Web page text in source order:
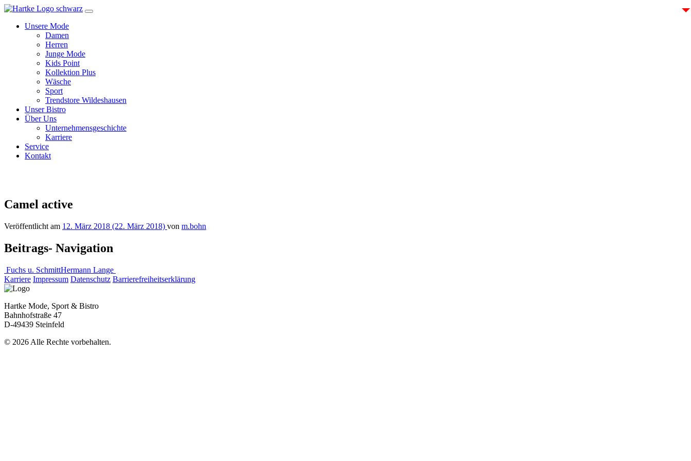
Zum
Unsere Mode
Damen
Herren
Junge Mode
Kids Point
Kollektion Plus
Wäsche
Sport
Trendstore Wildeshausen
Unser Bistro
Über Uns
Unternehmensgeschichte
Karriere
Service
Kontakt
Camel active
Veröffentlicht am 12. März 2018 (22. März 2018) von m.bohn
Beitrags- Navigation
Fuchs u. SchmittHermann Lange
Karriere Impressum Datenschutz Barrierefreiheitserklärung
Hartke Mode, Sport & Bistro
Bahnhofstraße 47
D-49439 Steinfeld
© 2026 Alle Rechte vorbehalten.